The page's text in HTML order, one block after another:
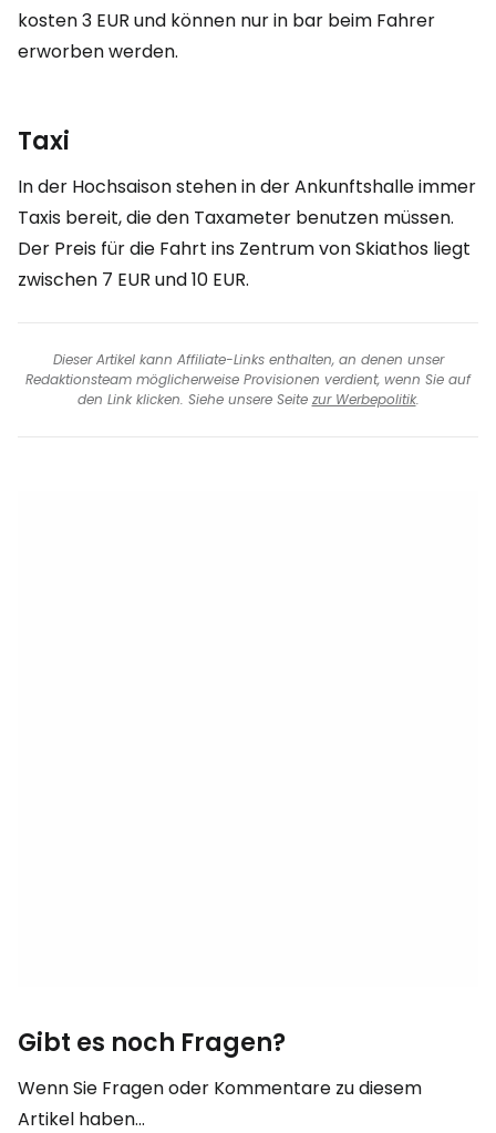
kosten3 EUR und können nur in bar beim Fahrer
erworben werden.
Taxi
In der Hochsaison stehen in der Ankunftshalle immer
Taxis bereit, die den Taxameter benutzen müssen.
Der Preis für die Fahrt ins Zentrum von Skiathos liegt
zwischen 7 EUR und10 EUR.
Dieser Artikel kann Affiliate-Links enthalten, an denen unser
Redaktionsteam möglicherweise Provisionen verdient, wenn Sie auf
den Link klicken. Siehe unsere Seite zur Werbepolitik.
Gibt es noch Fragen?
Wenn Sie Fragen oder Kommentare zu diesem
Artikel haben...